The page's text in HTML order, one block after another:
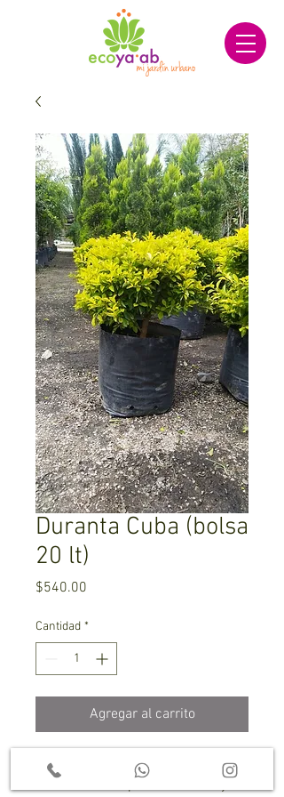
Duranta Cuba (bolsa
20 lt)
$540.00
Cantidad *
Agregar al carrito
Excelente planta de follaje amarillo